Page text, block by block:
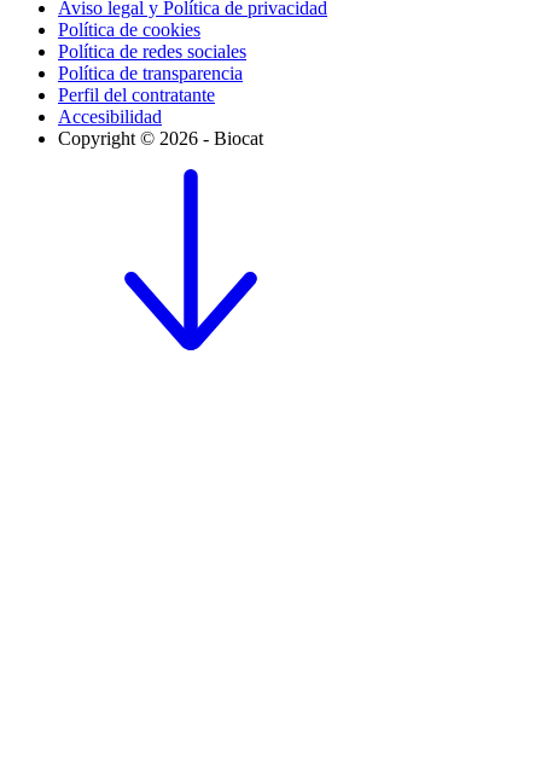
Aviso legal y Política de privacidad
Política de cookies
Política de redes sociales
Política de transparencia
Perfil del contratante
Accesibilidad
Copyright © 2026 - Biocat